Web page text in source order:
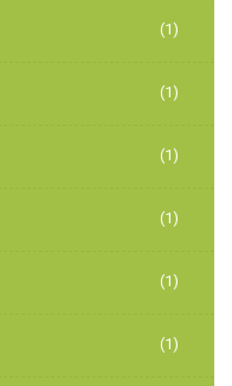
(1)
(1)
(1)
(1)
(1)
(1)